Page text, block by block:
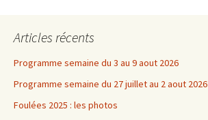
Articles récents
Programme semaine du 3 au 9 aout 2026
Programme semaine du 27 juillet au 2 aout 2026
Foulées 2025 : les photos